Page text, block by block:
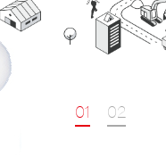
1 2